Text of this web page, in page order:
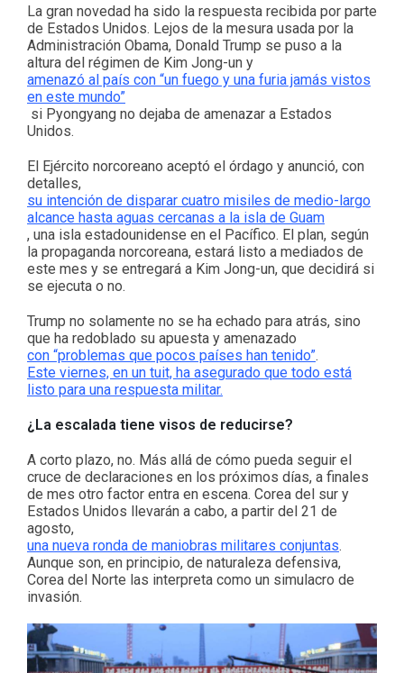
La gran novedad ha sido la respuesta recibida por parte
de Estados Unidos. Lejos de la mesura usada por la
Administración Obama, Donald Trump se puso a la
altura del régimen de Kim Jong-un y
amenazó al país con “un fuego y una furia jamás vistos
en este mundo”
si Pyongyang no dejaba de amenazar a Estados
Unidos.
El Ejército norcoreano aceptó el órdago y anunció, con
detalles,
su intención de disparar cuatro misiles de medio-largo
alcance hasta aguas cercanas a la isla de Guam
, una isla estadounidense en el Pacífico. El plan, según
la propaganda norcoreana, estará listo a mediados de
este mes y se entregará a Kim Jong-un, que decidirá si
se ejecuta o no.
Trump no solamente no se ha echado para atrás, sino
que ha redoblado su apuesta y amenazado
con “problemas que pocos países han tenido”.
Este viernes, en un tuit, ha asegurado que todo está
listo para una respuesta militar.
¿La escalada tiene visos de reducirse?
A corto plazo, no. Más allá de cómo pueda seguir el
cruce de declaraciones en los próximos días, a finales
de mes otro factor entra en escena. Corea del sur y
Estados Unidos llevarán a cabo, a partir del 21 de
agosto,
una nueva ronda de maniobras militares conjuntas.
Aunque son, en principio, de naturaleza defensiva,
Corea del Norte las interpreta como un simulacro de
invasión.